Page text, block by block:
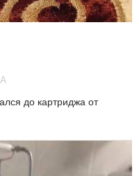
до картриджа от